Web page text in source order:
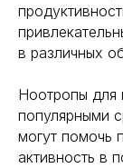
в различных
Ноотропы для
популярными
могут помочь
активность в